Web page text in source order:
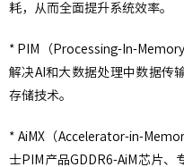
耗，从而全面提升系统效率。
* PIM（Processing-In-
解决AI和大数据处理中数据传
存储技术。
* AiMX（Accelerator-in-
士PIM产品GDDR6-AiM芯片、